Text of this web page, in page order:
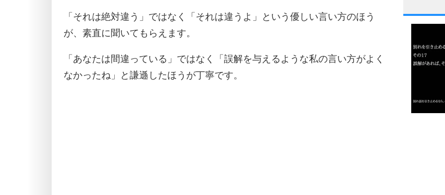
「それは絶対違う」ではなく「それは違うよ」という優しい言い方のほう
が、素直に聞いてもらえます。
「あなたは間違っている」ではなく「誤解を与えるような私の言い方がよく
なかったね」と謙遜したほうが丁寧です。
1
3